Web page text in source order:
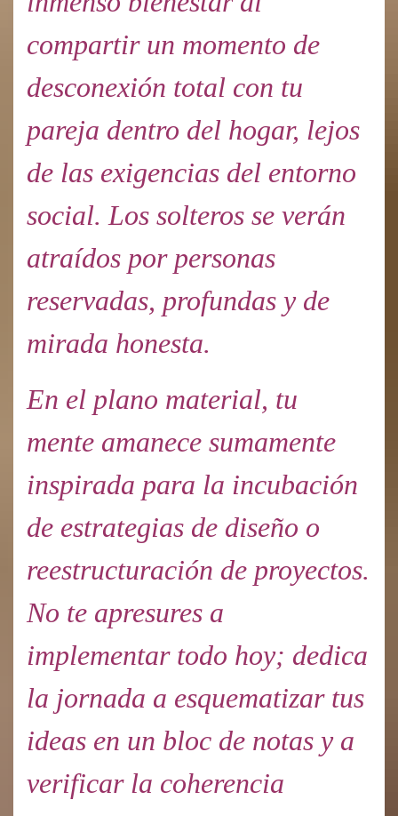
compartir un momento de
desconexión total con tu
pareja dentro del hogar, lejos
de las exigencias del entorno
social. Los solteros se verán
atraídos por personas
reservadas, profundas y de
mirada honesta.
En el plano material, tu
mente amanece sumamente
inspirada para la incubación
de estrategias de diseño o
reestructuración de proyectos.
No te apresures a
implementar todo hoy; dedica
la jornada a esquematizar tus
ideas en un bloc de notas y a
verificar la coherencia